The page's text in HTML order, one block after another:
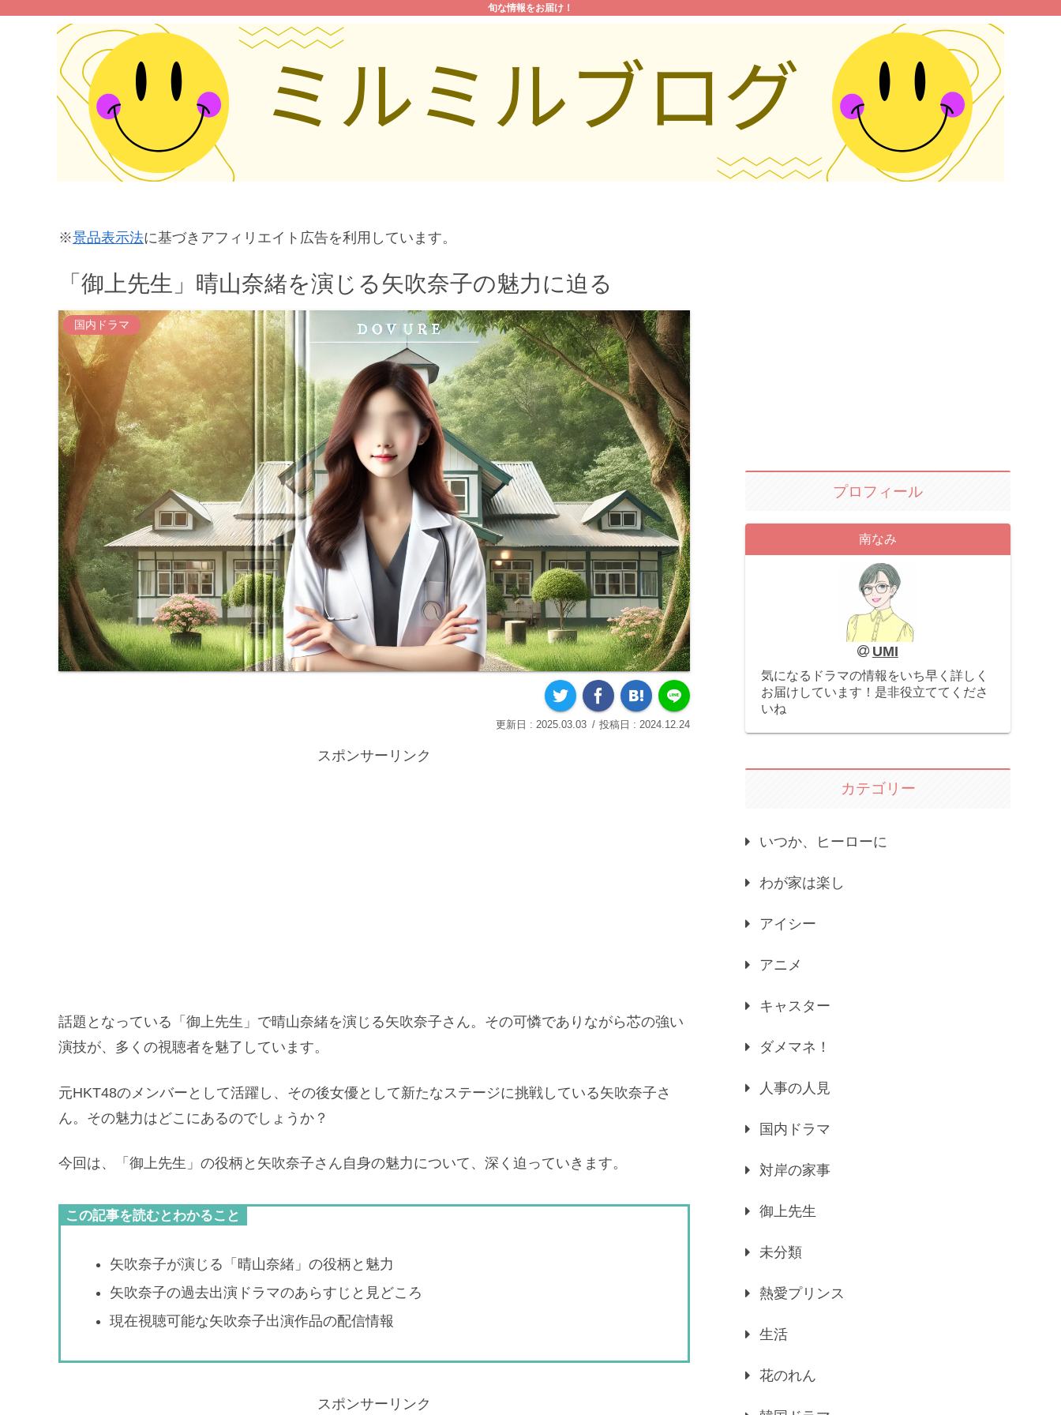
旬な情報をお届け！
※景品表示法に基づきアフィリエイト広告を利用しています。
「御上先生」晴山奈緒を演じる矢吹奈子の魅力に迫る
国内ドラマ
2025.03.03 2024.12.24
スポンサーリンク
話題となっている「御上先生」で晴山奈緒を演じる矢吹奈子さん。その可憐でありながら芯の強い
演技が、多くの視聴者を魅了しています。
元HKT48のメンバーとして活躍し、その後女優として新たなステージに挑戦している矢吹奈子さ
ん。その魅力はどこにあるのでしょうか？
今回は、「御上先生」の役柄と矢吹奈子さん自身の魅力について、深く迫っていきます。
この記事を読むとわかること
矢吹奈子が演じる「晴山奈緒」の役柄と魅力
矢吹奈子の過去出演ドラマのあらすじと見どころ
現在視聴可能な矢吹奈子出演作品の配信情報
スポンサーリンク
プロフィール
南なみ
UMI
気になるドラマの情報をいち早く詳しく
お届けしています！是非役立ててくださ
いね
カテゴリー
いつか、ヒーローに
わが家は楽し
アイシー
アニメ
キャスター
ダメマネ！
人事の人見
国内ドラマ
対岸の家事
御上先生
未分類
熱愛プリンス
生活
花のれん